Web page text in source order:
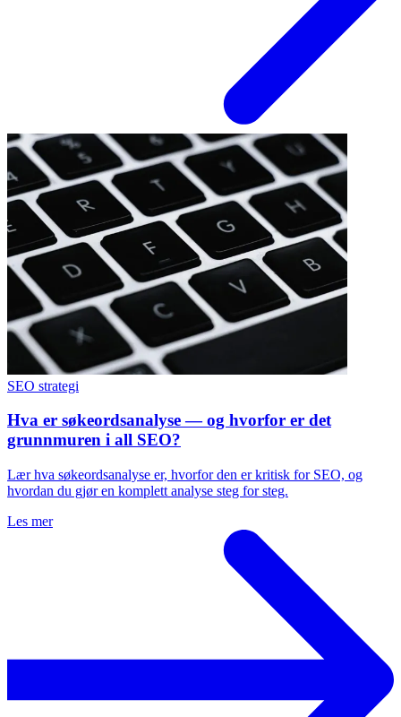
SEO strategi
Hva er søkeordsanalyse — og hvorfor er det
grunnmuren i all SEO?
Lær hva søkeordsanalyse er, hvorfor den er kritisk for SEO, og
hvordan du gjør en komplett analyse steg for steg.
Les mer